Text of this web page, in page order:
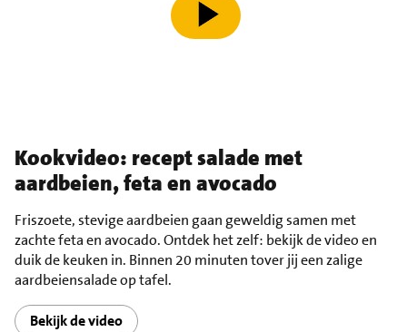
speel video af
Kookvideo: recept salade met
aardbeien, feta en avocado
Friszoete, stevige aardbeien gaan geweldig samen met
zachte feta en avocado. Ontdek het zelf: bekijk de video en
duik de keuken in. Binnen 20 minuten tover jij een zalige
aardbeiensalade op tafel.
Bekijk de video